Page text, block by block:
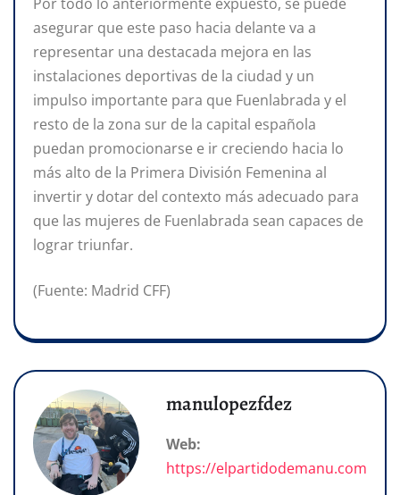
asegurar que este paso hacia delante va a
representar una destacada mejora en las
instalaciones deportivas de la ciudad y un
impulso importante para que Fuenlabrada y el
resto de la zona sur de la capital española
puedan promocionarse e ir creciendo hacia lo
más alto de la Primera División Femenina al
invertir y dotar del contexto más adecuado para
que las mujeres de Fuenlabrada sean capaces de
lograr triunfar.
(Fuente: Madrid CFF)
manulopezfdez
Web:
https://elpartidodemanu.com